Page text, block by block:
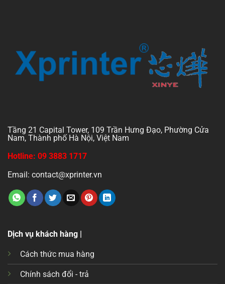
Tầng 21 Capital Tower, 109 Trần Hưng Đạo, Phường Cửa
Nam, Thành phố Hà Nội, Việt Nam
Hotline: 09 3883 1717
Email: contact@xprinter.vn
Dịch vụ khách hàng |
Cách thức mua hàng
Chính sách đổi - trả